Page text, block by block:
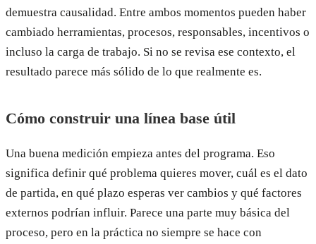
demuestra causalidad. Entre ambos momentos pueden haber
cambiado herramientas, procesos, responsables, incentivos o
incluso la carga de trabajo. Si no se revisa ese contexto, el
resultado parece más sólido de lo que realmente es.
Cómo construir una línea base útil
Una buena medición empieza antes del programa. Eso
significa definir qué problema quieres mover, cuál es el dato
de partida, en qué plazo esperas ver cambios y qué factores
externos podrían influir. Parece una parte muy básica del
proceso, pero en la práctica no siempre se hace con